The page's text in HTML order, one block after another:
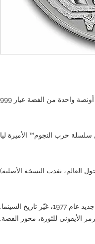
حرب النجوم™ الأميرة ليا
عندما صدر فيلم حرب النجوم: الحلقة الرابعة - أمل جديد عام 1977، غيّر تاريخ السينما.
الأيقوني للثورة، محور القصة.